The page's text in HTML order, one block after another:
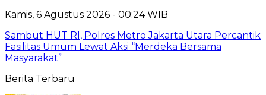
Kamis, 6 Agustus 2026 - 00:24 WIB
Sambut HUT RI, Polres Metro Jakarta Utara Percantik
Fasilitas Umum Lewat Aksi “Merdeka Bersama
Masyarakat”
Berita Terbaru